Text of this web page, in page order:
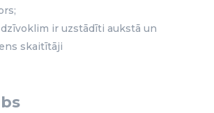
dzīvoklim ir uzstādīti aukstā un
skaitītāji